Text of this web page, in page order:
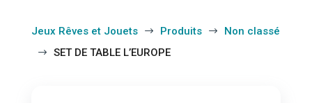
Jeux Rêves et Jouets $ Produits $ Non classé
$ SET DE TABLE L’EUROPE